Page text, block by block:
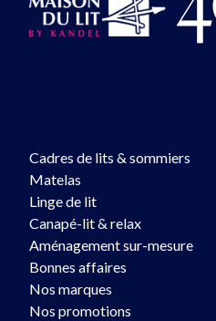
Cadres de lits & sommiers
Matelas
Linge de lit
Canapé-lit & relax
Aménagement sur-mesure
Bonnes affaires
Nos marques
Nos promotions